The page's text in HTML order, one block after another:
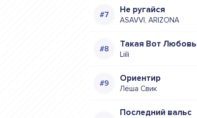
Не ругайся
ASAVVI, ARIZONA
Такая Вот Любовь
Liili
Ориентир
Лёша Свик
Последний вальс